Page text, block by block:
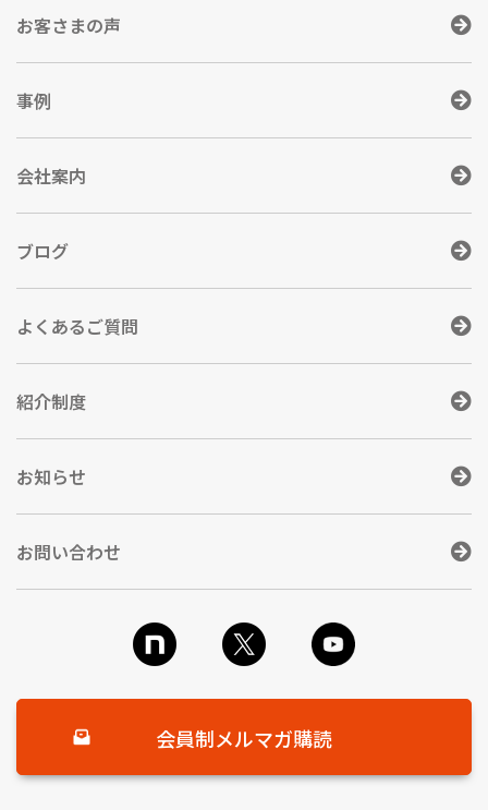
お客さまの声
事例
会社案内
ブログ
よくあるご質問
紹介制度
お知らせ
お問い合わせ
会員制メルマガ購読